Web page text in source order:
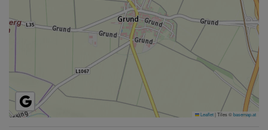
Leaflet| Tiles ©basemap.at